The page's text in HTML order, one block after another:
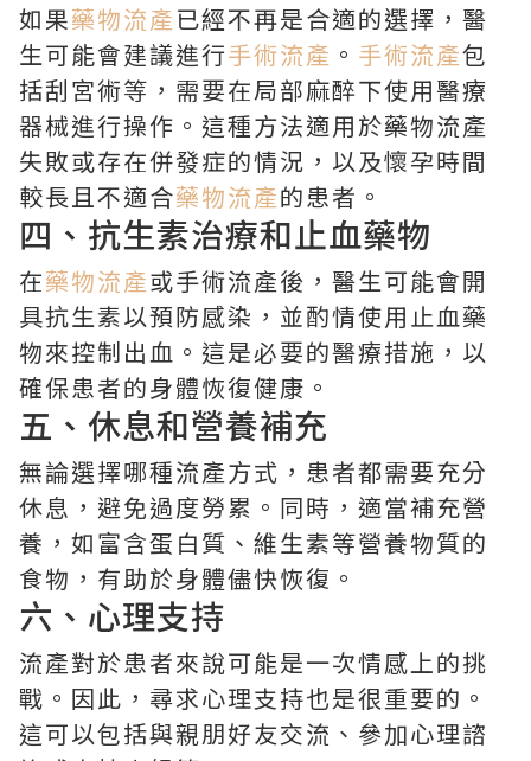
如果藥物流產已經不再是合適的選擇，醫
生可能會建議進行手術流產 。 手術流產包
括刮宮術等，需要在局部麻醉下使用醫療
器械進行操作。這種方法適用於藥物流產
失敗或存在併發症的情況，以及懷孕時間
較長且不適合藥物流產的患者。
四、抗生素治療和止血藥物
在藥物流產或手術流產後，醫生可能會開
具抗生素以預防感染，並酌情使用止血藥
物來控制出血。這是必要的醫療措施，以
確保患者的身體恢復健康。
五、休息和營養補充
無論選擇哪種流產方式，患者都需要充分
休息，避免過度勞累。同時，適當補充營
養，如富含蛋白質、維生素等營養物質的
食物，有助於身體儘快恢復。
六、心理支持
流產對於患者來說可能是一次情感上的挑
戰。因此，尋求心理支持也是很重要的。
這可以包括與親朋好友交流、參加心理諮